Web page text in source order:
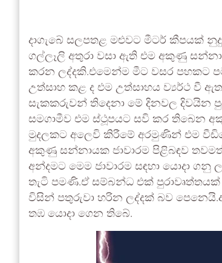
දාගැබේ සලපතළ මළුවට මීටර් කීපයක්
ගල්ලෑලි අතුරා වසා ඇති එම අකුණු
කරන ලද්දකි.එමෙන්ම මීට වසර පහකට
උත්සාහ කළ ද එම උත්සාහය ව්‍යර්ථ වී
සැකකරුවන් තිදෙනා මේ දිනවල දිවයින
සමගාමීව එම ස්ථූපයට සවි කර තිබෙන
මුදලකට අලෙවි කිරීමේ අරමුණින් එම
අකුණු සන්නායක ජාවාරම පිළිබඳව
අන්දමට මෙම ජාවාරම සඳහා යොදා
තැටි පමණි.ඒ සම්බන්ධ එක්
විසින් පතුරුවා හරින ලද්දක් බව
තඹ යොදා ගෙන තිබේ.